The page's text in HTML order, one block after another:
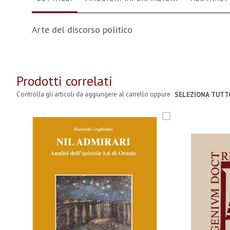
Arte del discorso politico
Prodotti correlati
Controlla gli articoli da aggiungere al carrello oppure SELEZIONA